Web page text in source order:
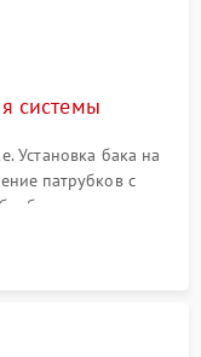
системы
Установка бака на
патрубков с
стыков
протечек воды.